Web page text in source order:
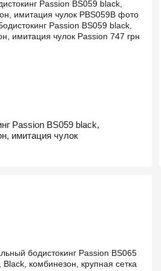
Passion BS059 black,
имитация чулок